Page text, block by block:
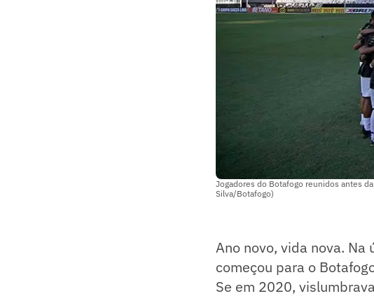
Jogadores do Botafogo reunidos antes
Silva/Botafogo)
Ano novo, vida nova.
começou para o
Se em 2020,